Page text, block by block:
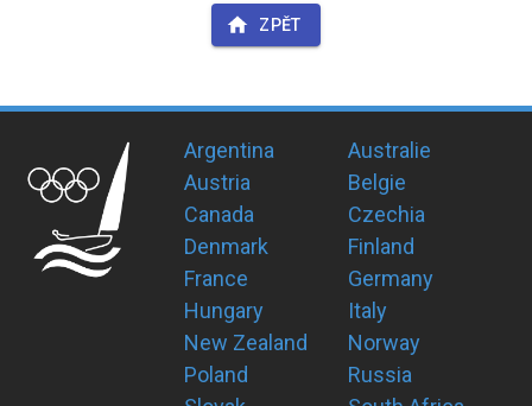
ZPĚT
Argentina
Australie
Austria
Belgie
Canada
Czechia
Denmark
Finland
France
Germany
Hungary
Italy
New Zealand
Norway
Poland
Russia